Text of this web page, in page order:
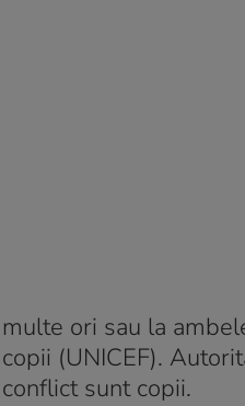
ori sau la
(UNICEF).
sunt copii.